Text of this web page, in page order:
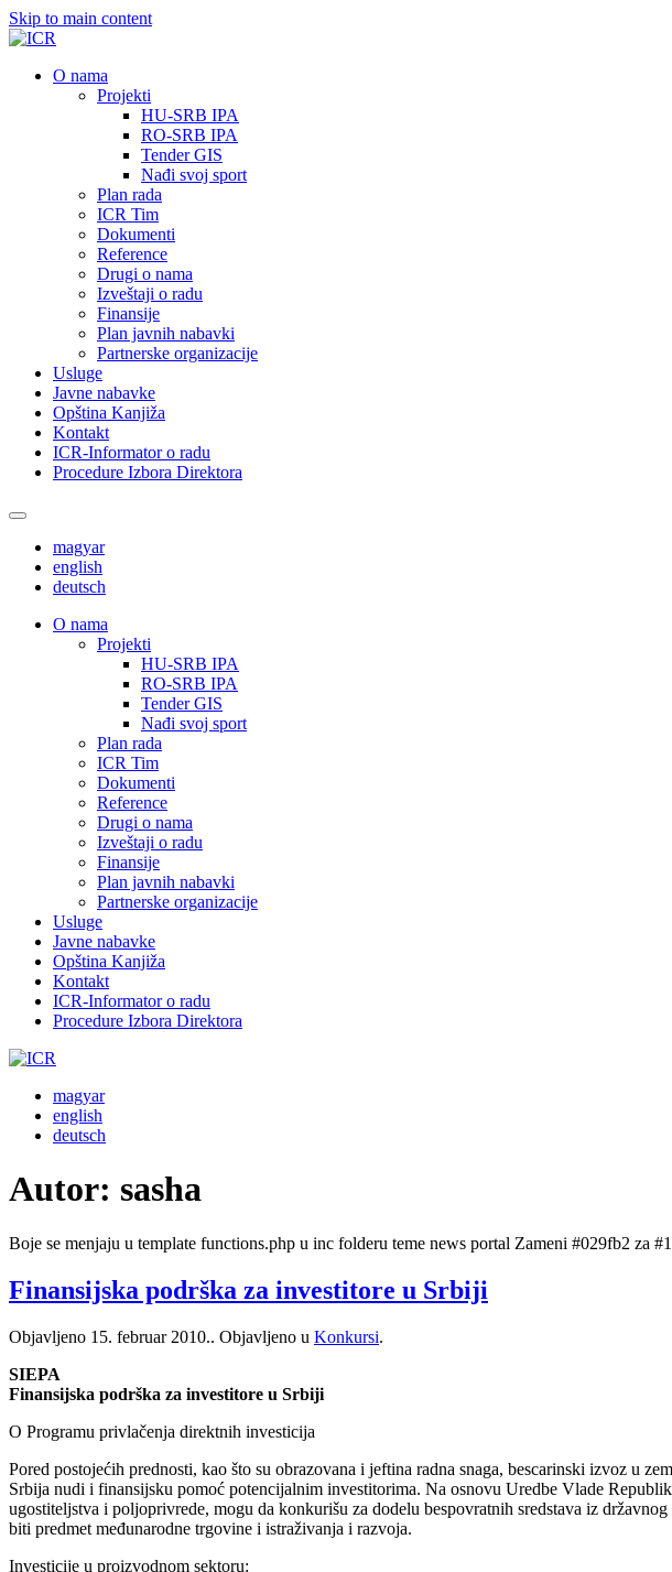
Skip to main content
О nama
Projekti
HU-SRB IPA
RO-SRB IPA
Tender GIS
Nađi svoj sport
Plan rada
ICR Tim
Dokumenti
Reference
Drugi o nama
Izveštaji o radu
Finansije
Plan javnih nabavki
Partnerske organizacije
Usluge
Javne nabavke
Opština Kanjiža
Kontakt
ICR-Informator o radu
Procedure Izbora Direktora
magyar
english
deutsch
О nama
Projekti
HU-SRB IPA
RO-SRB IPA
Tender GIS
Nađi svoj sport
Plan rada
ICR Tim
Dokumenti
Reference
Drugi o nama
Izveštaji o radu
Finansije
Plan javnih nabavki
Partnerske organizacije
Usluge
Javne nabavke
Opština Kanjiža
Kontakt
ICR-Informator o radu
Procedure Izbora Direktora
magyar
english
deutsch
Autor: sasha
Boje se menjaju u template functions.php u inc folderu teme news portal Zameni #029fb2 za
Finansijska podrška za investitore u Srbiji
Objavljeno 15. februar 2010.. Objavljeno u Konkursi.
SIEPA
Finansijska podrška za investitore u Srbiji
O Programu privlačenja direktnih investicija
Pored postojećih prednosti, kao što su obrazovana i jeftina radna snaga, bescarinski izvoz u
Srbija nudi i finansijsku pomoć potencijalnim investitorima. Na osnovu Uredbe Vlade
ugostiteljstva i poljoprivrede, mogu da konkurišu za dodelu bespovratnih sredstava iz
biti predmet međunarodne trgovine i istraživanja i razvoja.
Investicije u proizvodnom sektoru: